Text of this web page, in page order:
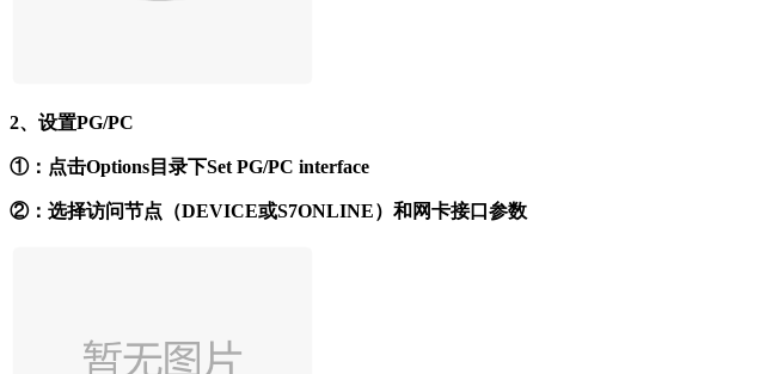
2、设置PG/PC
①：点击Options目录下Set PG/PC interface
②：选择访问节点（DEVICE或S7ONLINE）和网卡接口参数